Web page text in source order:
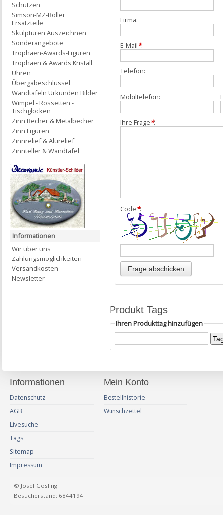
Firma:
E-Mail*:
Telefon:
Mobiltelefon:
Ihre Frage*:
Code*:
Produkt Tags
Ihren Produkttag hinzufügen
Schützen
Simson-MZ-Roller
Ersatzteile
Skulpturen Auszeichnen
Sonderangebote
Trophäen-Awards-Figuren
Trophäen & Awards Kristall
Uhren
Übergabeschlüssel
Wandtafeln Urkunden Bilder
Wimpel - Rossetten -
Tischglocken
Zinn Becher & Metalbecher
Zinn Figuren
Zinnrelief & Alurelief
Zinnteller & Wandtafel
Informationen
Wir über uns
Zahlungsmöglichkeiten
Versandkosten
Newsletter
Informationen
Datenschutz
AGB
Livesuche
Tags
Sitemap
Impressum
Mein Konto
Bestellhistorie
Wunschzettel
© Josef Gosling
Besucherstand: 6844194